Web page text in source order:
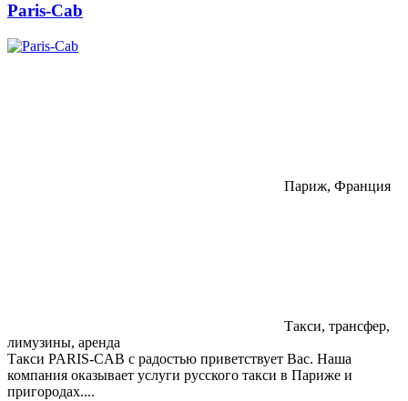
Paris-Cab
Париж, Франция
Такси, трансфер,
лимузины, аренда
Такси PARIS-CAB с радостью приветствует Вас. Наша
компания оказывает услуги русского такси в Париже и
пригородах....